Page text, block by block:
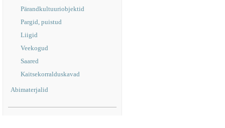
Pärandkultuuriobjektid
Pargid, puistud
Liigid
Veekogud
Saared
Kaitsekorralduskavad
Abimaterjalid